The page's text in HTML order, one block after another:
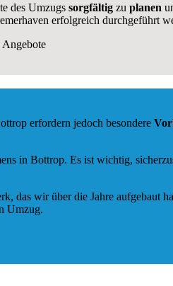
des Umzugs sorgfältigzu planen
erfolgreich durchgeführt
erfordern jedoch besondere
in Bottrop. Es ist wichtig,
das wir über die Jahre aufgebaut
Umzug.